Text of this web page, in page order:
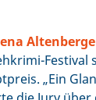
„Ein